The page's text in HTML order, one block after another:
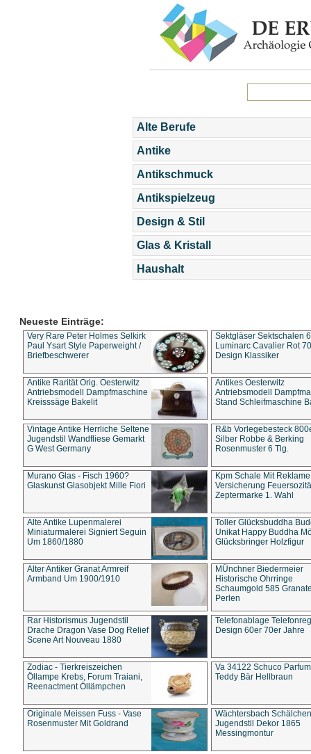
Alte Berufe
Antike
Antikschmuck
Antikspielzeug
Design & Stil
Glas & Kristall
Haushalt
Neueste Einträge:
Very Rare Peter Holmes Selkirk
Paul Ysart Style Paperweight /
Briefbeschwerer
Sektgläser Sektschalen
Luminarc Cavalier Rot
Design Klassiker
Antike Rarität Orig. Oesterwitz
Antriebsmodell Dampfmaschine
Kreisssäge Bakelit
Antikes Oesterwitz
Antriebsmodell
Stand Schleifmaschine
Vintage Antike Herrliche Seltene
Jugendstil Wandfliese Gemarkt
G West Germany
R&b Vorlegebesteck
Silber Robbe & Berking
Rosenmuster 6 Tlg.
Murano Glas - Fisch 1960?
Glaskunst Glasobjekt Mille Fiori
Kpm Schale Mit Reklame
Versicherung
Zeptermarke 1. Wahl
Alte Antike Lupenmalerei
Miniaturmalerei Signiert Seguin
Um 1860/1880
Toller Glücksbuddha
Unikat Happy Buddha
Glücksbringer Holzfigur
Alter Antiker Granat Armreif
Armband Um 1900/1910
MÜnchner Biedermeier
Historische Ohrringe
Schaumgold 585
Perlen
Rar Historismus Jugendstil
Drache Dragon Vase Dog Relief
Scene Art Nouveau 1880
Telefonablage
Design 60er 70er Jahre
Zodiac - Tierkreiszeichen
Öllampe Krebs, Forum Traiani,
Reenactment Öllämpchen
Va 34122 Schuco
Teddy Bär Hellbraun
Originale Meissen Fuss - Vase
Rosenmuster Mit Goldrand
Wächtersbach Schälchen
Jugendstil Dekor 1865
Messingmontur